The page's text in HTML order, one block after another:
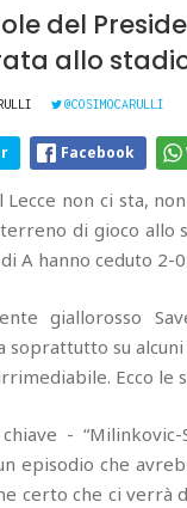
del
allo
@COSIMOCARULLI
Facebook
Lecce non ci sta,
di gioco allo
A hanno ceduto 2-
giallorosso
soprattutto su
Ecco le
chiave -
episodio che
certo che ci verrà